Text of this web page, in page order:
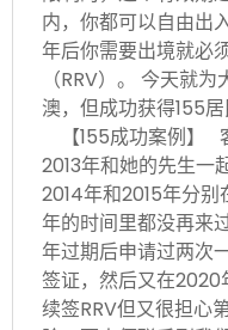
内，你都可以自由出
年后你需要出境就必
（RRV）。 今天就
澳，但成功获得155
【155成功案例】
2013年和她的先生一
2014年和2015年分
年的时间里都没再来
年过期后申请过两次
签证，然后又在2020
续签RRV但又很担心